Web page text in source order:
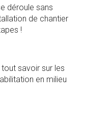
déroule sans
de chantier
!
savoir sur les
en milieu